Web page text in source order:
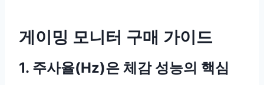
게이밍 모니터 구매 가이드
1. 주사율(Hz)은 체감 성능의 핵심